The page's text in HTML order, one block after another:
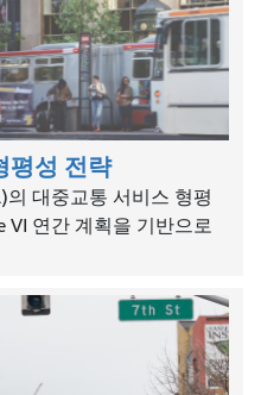
평성 전략
의 대중교통 서비스 형평
VI 연간 계획을 기반으로